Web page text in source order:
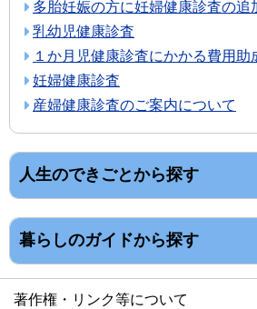
多胎妊娠の方に妊婦健康診査の追
乳幼児健康診査
１か月児健康診査にかかる費用助
妊婦健康診査
産婦健康診査のご案内について
人生のできごとから探す
暮らしのガイドから探す
著作権・リンク等について